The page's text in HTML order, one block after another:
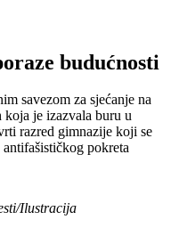
budućnosti
savezom za sjećanje na
koja je izazvala buru u
razred gimnazije koji se
pokreta
Ilustracija